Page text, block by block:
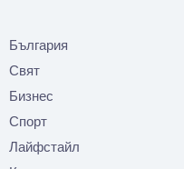
България
Свят
Бизнес
Спорт
Лайфстайл